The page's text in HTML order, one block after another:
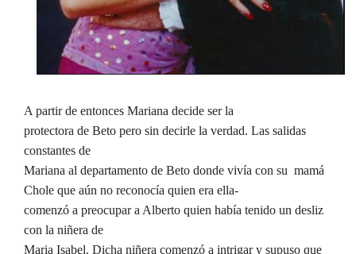
A partir de entonces Mariana decide ser la
protectora de Beto pero sin decirle la verdad. Las salidas
constantes de
Mariana al departamento de Beto donde vivía con su mamá
Chole que aún no reconocía quien era ella-
comenzó a preocupar a Alberto quien había tenido un desliz
con la niñera de
Maria Isabel. Dicha niñera comenzó a intrigar y supuso que